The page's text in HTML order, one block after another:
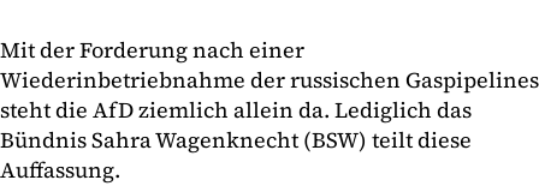
Mit der Forderung nach einer
Wiederinbetriebnahme der russischen Gaspipelines
steht die AfD ziemlich allein da. Lediglich das
Bündnis Sahra Wagenknecht (BSW) teilt diese
Auffassung.